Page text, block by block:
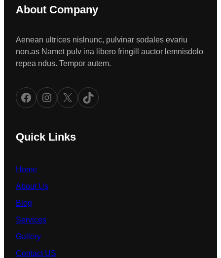
About Company
Aenean ultrices nislnunc, pulvinar sodales evariu
non.as Namet pulv ina libero fringill auctor lemnisdolo
repea ndus. Tempor autem.
Facebook Instagram X TikTok
Quick Links
Home
About Us
Blog
Services
Gallery
Contact US